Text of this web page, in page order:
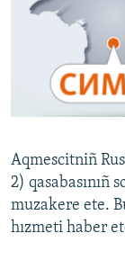
FİKİR
Русский
Українською
RFE/RS bütün
Aqmescitniñ
2) qasabasınıñ
muzakere ete.
hızmeti haber